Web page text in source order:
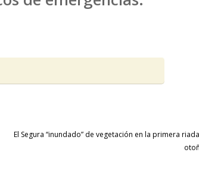
El Segura “inundado” de vegetación en la primera